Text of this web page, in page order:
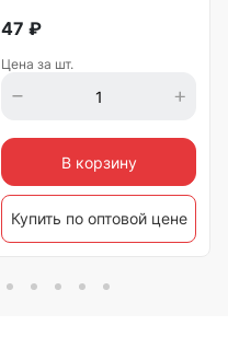
47 ₽
Цена за шт.
В корзину
Купить по оптовой цене